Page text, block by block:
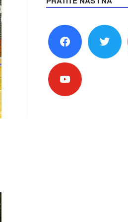
facebook twitter
youtube